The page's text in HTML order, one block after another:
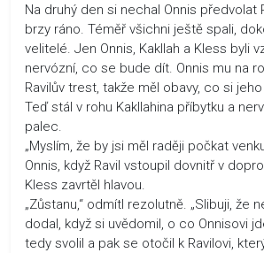
Na druhý den si nechal Onnis předvolat
brzy ráno. Téměř všichni ještě spali,
velitelé. Jen Onnis, Kakllah a Kless byli
nervózní, co se bude dít. Onnis mu na
Ravilův trest, takže měl obavy, co si
Teď stál v rohu Kakllahina příbytku a
palec.
„Myslím, že by jsi měl raději počkat
Onnis, když Ravil vstoupil dovnitř v
Kless zavrtěl hlavou.
„Zůstanu,“ odmítl rezolutně. „Slibuji, že
dodal, když si uvědomil, o co Onnisovi
tedy svolil a pak se otočil k Ravilovi,